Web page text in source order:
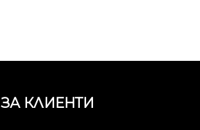
ЗА КЛИЕНТИ